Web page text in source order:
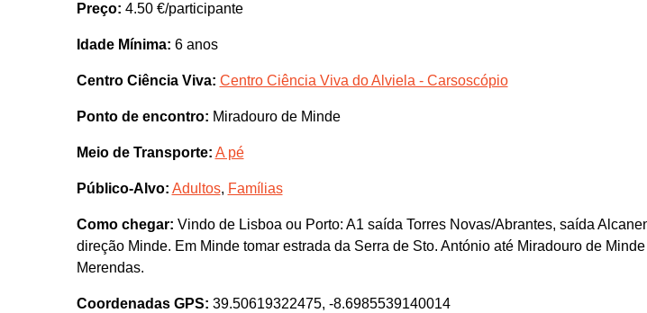
Preço: 4.50 €/participante
Idade Mínima: 6 anos
Centro Ciência Viva: Centro Ciência Viva do Alviela - Carsoscópio
Ponto de encontro: Miradouro de Minde
Meio de Transporte: A pé
Público-Alvo: Adultos, Famílias
Como chegar: Vindo de Lisboa ou Porto: A1 saída Torres Novas/Abrantes, saída
direção Minde. Em Minde tomar estrada da Serra de Sto. António até Miradouro de
Merendas.
Coordenadas GPS: 39.50619322475, -8.6985539140014